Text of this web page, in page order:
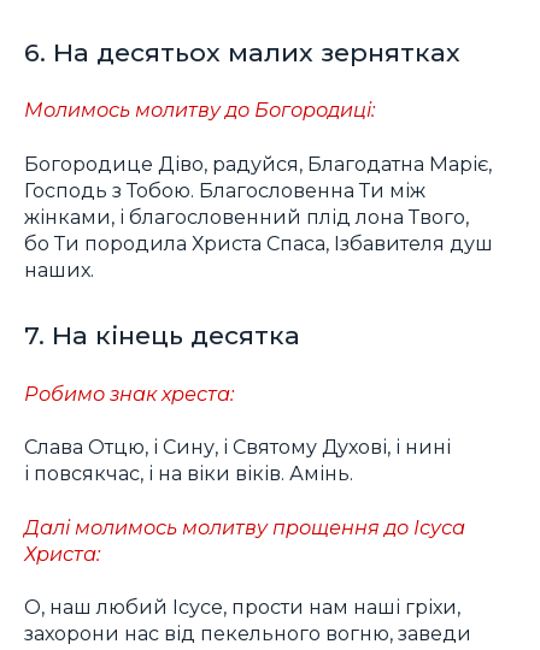
6. На десятьох малих зернятках
Молимось молитву до Богородиці:
Богородице Діво, радуйся, Благодатна Маріє,
Господь з Тобою. Благословенна Ти між
жінками, і благословенний плід лона Твого,
бо Ти породила Христа Спаса, Ізбавителя душ
наших.
7. На кінець десятка
Робимо знак хреста:
Слава Отцю, і Сину, і Святому Духові, і нині
і повсякчас, і на віки віків. Амінь.
Далі молимось молитву прощення до Ісуса
Христа:
О, наш любий Ісусе, прости нам наші гріхи,
захорони нас від пекельного вогню, заведи